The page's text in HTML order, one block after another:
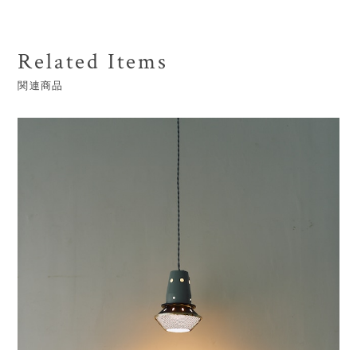
Related Items
関連商品